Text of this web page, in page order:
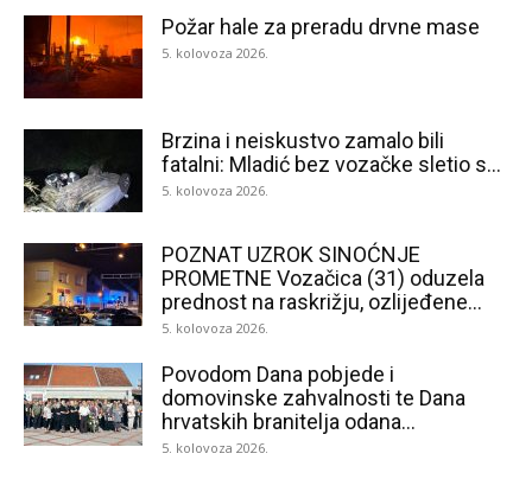
Požar hale za preradu drvne mase
5. kolovoza 2026.
Brzina i neiskustvo zamalo bili
fatalni: Mladić bez vozačke sletio s...
5. kolovoza 2026.
POZNAT UZROK SINOĆNJE
PROMETNE Vozačica (31) oduzela
prednost na raskrižju, ozlijeđene...
5. kolovoza 2026.
Povodom Dana pobjede i
domovinske zahvalnosti te Dana
hrvatskih branitelja odana...
5. kolovoza 2026.